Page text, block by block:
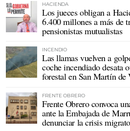
HACIENDA
Los jueces obligan a
6.400 millones a más de
pensionistas mutualistas
INCENDIO
Las llamas vuelven a
coche incendiado desata
forestal en San Martín de
FRENTE OBRERO
Frente Obrero convoca
ante la Embajada de
denunciar la crisis